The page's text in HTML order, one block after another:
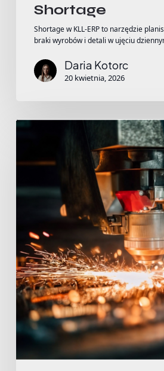
Shortage
Shortage w KLL-ERP to narzędzie
braki wyrobów i detali w ujęciu
Daria Kotorc
20 kwietnia, 2026